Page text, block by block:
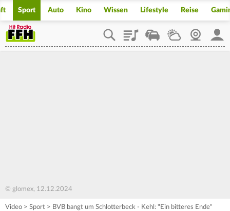
Sport Auto Kino Wissen Lifestyle Reise
PlaylistStaupilotWetterWebcam
© glomex, 12.12.2024
Video > Sport > BVB bangt um Schlotterbeck - Kehl: "Ein bitteres Ende"